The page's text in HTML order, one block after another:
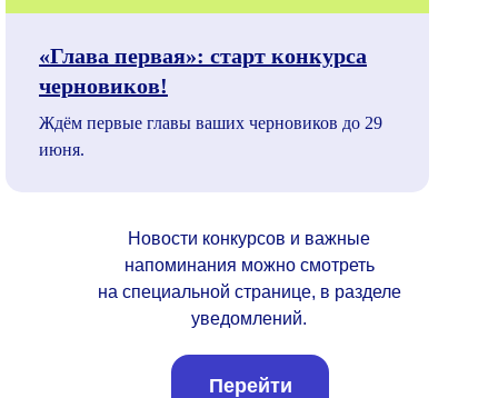
«Глава первая»: старт конкурса
черновиков!
Ждём первые главы ваших черновиков до 29
июня.
Перейти
Новости конкурсов и важные
напоминания можно смотреть
на специальной странице, в разделе
уведомлений.